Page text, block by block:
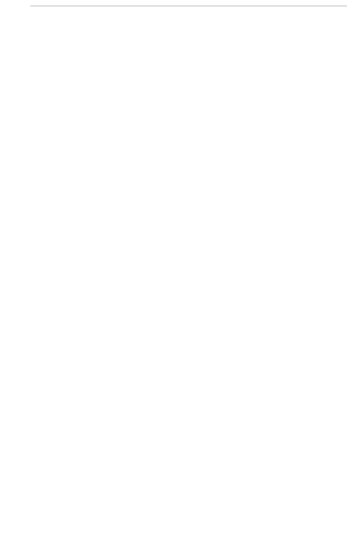
Les arbres commencent à rougir et les